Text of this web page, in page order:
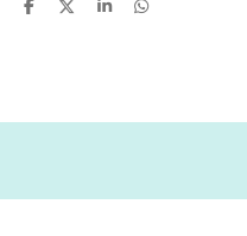
D
D
S
D